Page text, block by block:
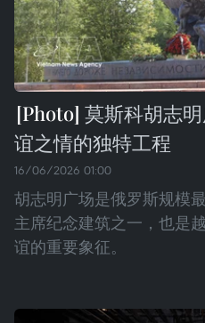
莫斯科胡志
谊之情的独特工程
16/06/2026 01:00
胡志明广场是俄罗斯规模
主席纪念建筑之一，也是
谊的重要象征。